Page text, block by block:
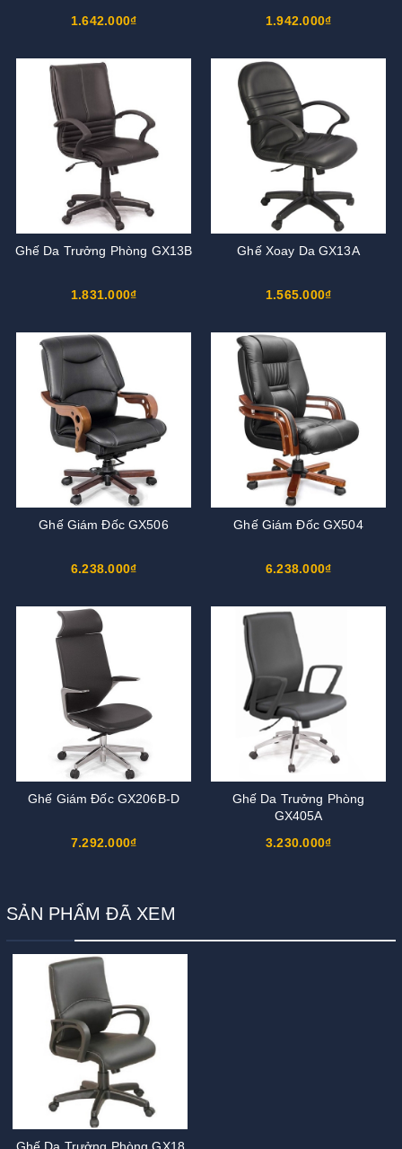
1.642.000₫
1.942.000₫
Ghế Da Trưởng Phòng GX13B
1.831.000₫
Ghế Xoay Da GX13A
1.565.000₫
Ghế Giám Đốc GX506
6.238.000₫
Ghế Giám Đốc GX504
6.238.000₫
Ghế Giám Đốc GX206B-D
7.292.000₫
Ghế Da Trưởng Phòng
GX405A
3.230.000₫
SẢN PHẨM ĐÃ XEM